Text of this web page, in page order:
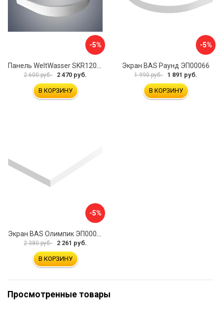
-5%
2 600 руб. 2 470 руб.
В КОРЗИНУ
-5%
Экран BAS Раунд ЭП00066
1 990 руб. 1 891 руб.
В КОРЗИНУ
-5%
2 380 руб. 2 261 руб.
В КОРЗИНУ
Просмотренные товары